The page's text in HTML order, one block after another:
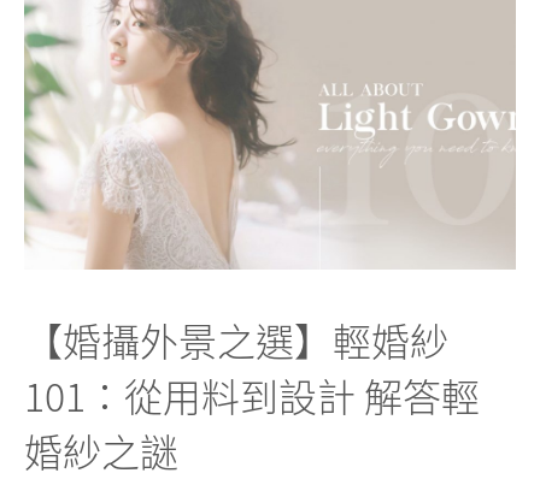
【婚攝外景之選】輕婚紗
101：從用料到設計 解答輕
婚紗之謎